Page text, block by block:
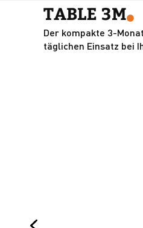
TABLE 3M
Der kompakte 3-
täglichen Einsatz bei